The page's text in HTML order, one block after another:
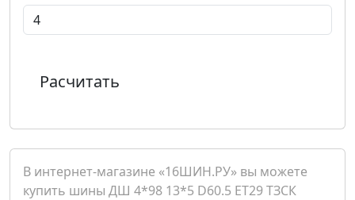
Расчитать
В интернет-магазине «16ШИН.РУ» вы можете
купить шины ДШ 4*98 13*5 D60.5 ET29 ТЗСК